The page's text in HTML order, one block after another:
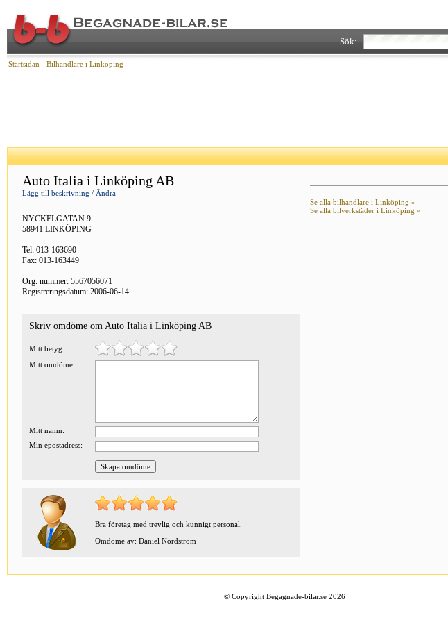
Sök:
Startsidan - Bilhandlare i Linköping
Auto Italia i Linköping AB
Lägg till beskrivning / Ändra
NYCKELGATAN 9
58941 LINKÖPING
Tel: 013-163690
Fax: 013-163449
Org. nummer: 5567056071
Registreringsdatum: 2006-06-14
Skriv omdöme om Auto Italia i Linköping AB
Mitt betyg:
Mitt omdöme:
Mitt namn:
Min epostadress:
Bra företag med trevlig och kunnigt personal.
Omdöme av: Daniel Nordström
Se alla bilhandlare i Linköping »
Se alla bilverkstäder i Linköping »
©Copyright Begagnade-bilar.se 2026